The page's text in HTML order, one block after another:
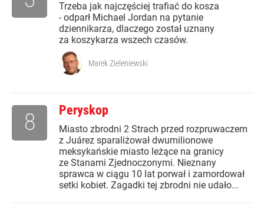
Trzeba jak najczęściej trafiać do kosza
- odparł Michael Jordan na pytanie
dziennikarza, dlaczego został uznany
za koszykarza wszech czasów.
Marek Zieleniewski
Peryskop
Miasto zbrodni 2 Strach przed rozpruwaczem
z Juárez sparaliżował dwumilionowe
meksykańskie miasto leżące na granicy
ze Stanami Zjednoczonymi. Nieznany
sprawca w ciągu 10 lat porwał i zamordował
setki kobiet. Zagadki tej zbrodni nie udało...
8